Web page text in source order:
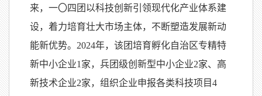
来，一〇四团以科技创新引领现代化产业体系建
设，着力培育壮大市场主体，不断塑造发展新动
能新优势。2024年，该团培育孵化自治区专精特
新中小企业1家，兵团级创新型中小企业2家、高
新技术企业2家，组织企业申报各类科技项目4